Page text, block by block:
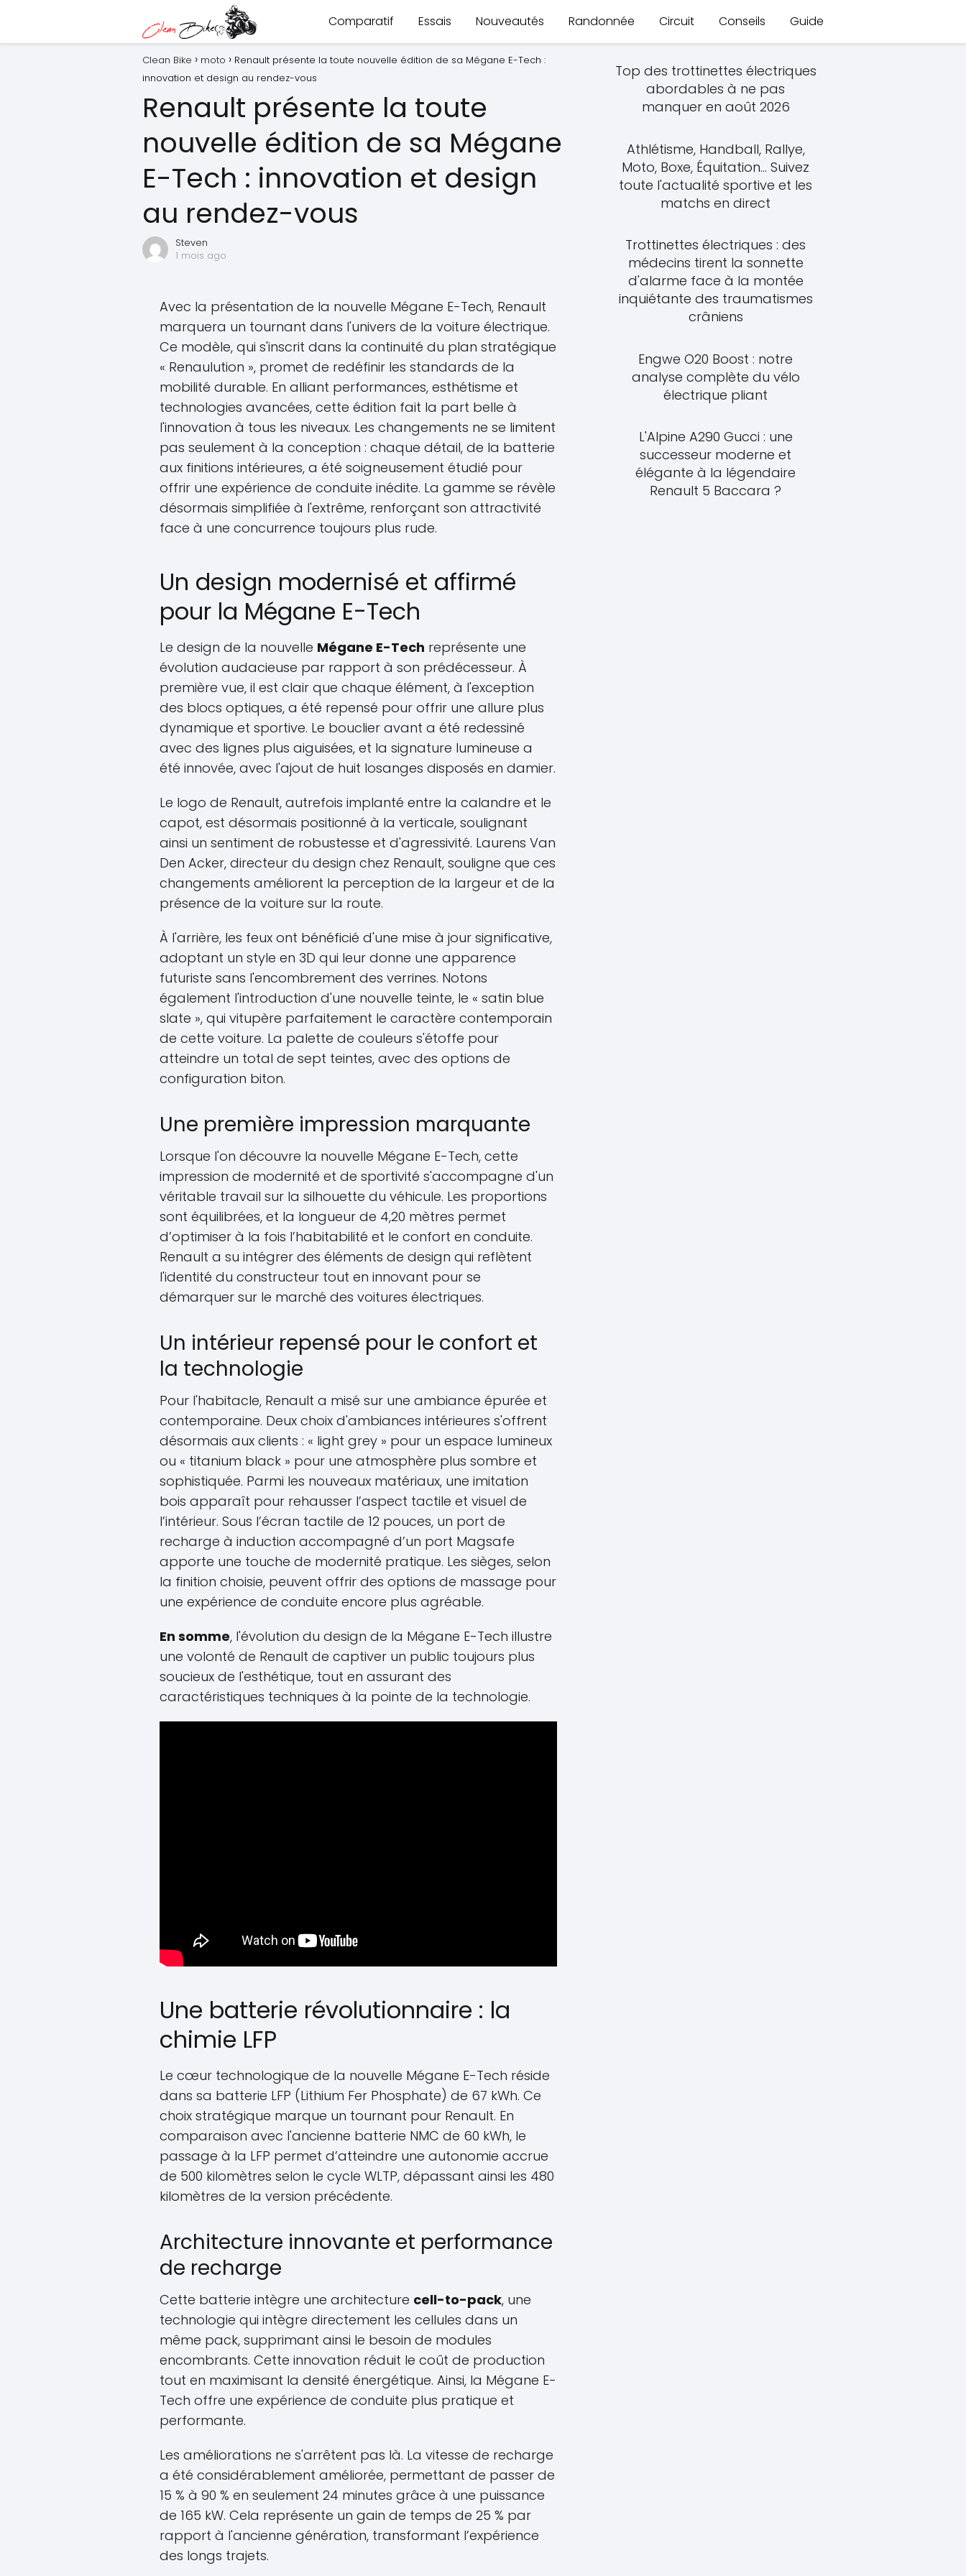
Comparatif Essais Nouveautés Randonnée Circuit Conseils Guide
Clean Bike moto
Renault présente la toute nouvelle édition de sa Mégane E-Tech :
innovation et design au rendez-vous
Renault présente la toute
nouvelle édition de sa Mégane
E-Tech : innovation et design
au rendez-vous
Steven
1 mois ago
Avec la présentation de la nouvelle Mégane E-Tech, Renault
marquera un tournant dans l'univers de la voiture électrique.
Ce modèle, qui s'inscrit dans la continuité du plan stratégique
« Renaulution », promet de redéfinir les standards de la
mobilité durable. En alliant performances, esthétisme et
technologies avancées, cette édition fait la part belle à
l'innovation à tous les niveaux. Les changements ne se limitent
pas seulement à la conception : chaque détail, de la batterie
aux finitions intérieures, a été soigneusement étudié pour
offrir une expérience de conduite inédite. La gamme se révèle
désormais simplifiée à l'extrême, renforçant son attractivité
face à une concurrence toujours plus rude.
Un design modernisé et affirmé
pour la Mégane E-Tech
Le design de la nouvelle Mégane E-Tech représente une
évolution audacieuse par rapport à son prédécesseur. À
première vue, il est clair que chaque élément, à l'exception
des blocs optiques, a été repensé pour offrir une allure plus
dynamique et sportive. Le bouclier avant a été redessiné
avec des lignes plus aiguisées, et la signature lumineuse a
été innovée, avec l'ajout de huit losanges disposés en damier.
Le logo de Renault, autrefois implanté entre la calandre et le
capot, est désormais positionné à la verticale, soulignant
ainsi un sentiment de robustesse et d'agressivité. Laurens Van
Den Acker, directeur du design chez Renault, souligne que ces
changements améliorent la perception de la largeur et de la
présence de la voiture sur la route.
À l'arrière, les feux ont bénéficié d'une mise à jour significative,
adoptant un style en 3D qui leur donne une apparence
futuriste sans l'encombrement des verrines. Notons
également l'introduction d'une nouvelle teinte, le « satin blue
slate », qui vitupère parfaitement le caractère contemporain
de cette voiture. La palette de couleurs s'étoffe pour
atteindre un total de sept teintes, avec des options de
configuration biton.
Une première impression marquante
Lorsque l'on découvre la nouvelle Mégane E-Tech, cette
impression de modernité et de sportivité s'accompagne d'un
véritable travail sur la silhouette du véhicule. Les proportions
sont équilibrées, et la longueur de 4,20 mètres permet
d’optimiser à la fois l’habitabilité et le confort en conduite.
Renault a su intégrer des éléments de design qui reflètent
l'identité du constructeur tout en innovant pour se
démarquer sur le marché des voitures électriques.
Un intérieur repensé pour le confort et
la technologie
Pour l'habitacle, Renault a misé sur une ambiance épurée et
contemporaine. Deux choix d'ambiances intérieures s'offrent
désormais aux clients : « light grey » pour un espace lumineux
ou « titanium black » pour une atmosphère plus sombre et
sophistiquée. Parmi les nouveaux matériaux, une imitation
bois apparaît pour rehausser l’aspect tactile et visuel de
l’intérieur. Sous l’écran tactile de 12 pouces, un port de
recharge à induction accompagné d’un port Magsafe
apporte une touche de modernité pratique. Les sièges, selon
la finition choisie, peuvent offrir des options de massage pour
une expérience de conduite encore plus agréable.
En somme, l'évolution du design de la Mégane E-Tech illustre
une volonté de Renault de captiver un public toujours plus
soucieux de l'esthétique, tout en assurant des
caractéristiques techniques à la pointe de la technologie.
Une batterie révolutionnaire : la
chimie LFP
Le cœur technologique de la nouvelle Mégane E-Tech réside
dans sa batterie LFP (Lithium Fer Phosphate) de 67 kWh. Ce
choix stratégique marque un tournant pour Renault. En
comparaison avec l'ancienne batterie NMC de 60 kWh, le
passage à la LFP permet d’atteindre une autonomie accrue
de 500 kilomètres selon le cycle WLTP, dépassant ainsi les 480
kilomètres de la version précédente.
Architecture innovante et performance
de recharge
Cette batterie intègre une architecture cell-to-pack, une
technologie qui intègre directement les cellules dans un
même pack, supprimant ainsi le besoin de modules
encombrants. Cette innovation réduit le coût de production
tout en maximisant la densité énergétique. Ainsi, la Mégane E-
Tech offre une expérience de conduite plus pratique et
performante.
Les améliorations ne s'arrêtent pas là. La vitesse de recharge
a été considérablement améliorée, permettant de passer de
15 % à 90 % en seulement 24 minutes grâce à une puissance
de 165 kW. Cela représente un gain de temps de 25 % par
rapport à l'ancienne génération, transformant l’expérience
des longs trajets.
Top des trottinettes électriques
abordables à ne pas
manquer en août 2026
Athlétisme, Handball, Rallye,
Moto, Boxe, Équitation... Suivez
toute l'actualité sportive et les
matchs en direct
Trottinettes électriques : des
médecins tirent la sonnette
d'alarme face à la montée
inquiétante des traumatismes
crâniens
Engwe O20 Boost : notre
analyse complète du vélo
électrique pliant
L'Alpine A290 Gucci : une
successeur moderne et
élégante à la légendaire
Renault 5 Baccara ?